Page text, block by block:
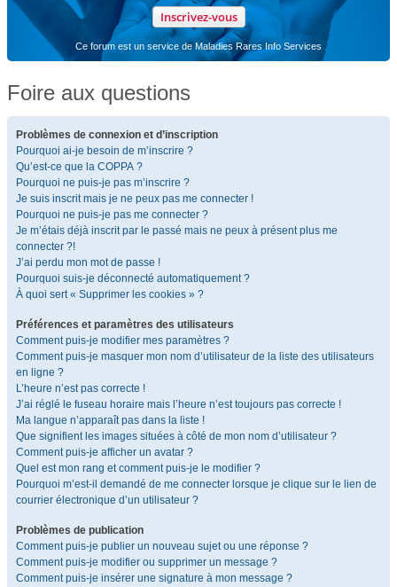
Inscrivez-vous
Ce forum est un service de Maladies Rares Info Services
Foire aux questions
Problèmes de connexion et d’inscription
Pourquoi ai-je besoin de m’inscrire ?
Qu’est-ce que la COPPA ?
Pourquoi ne puis-je pas m’inscrire ?
Je suis inscrit mais je ne peux pas me connecter !
Pourquoi ne puis-je pas me connecter ?
Je m’étais déjà inscrit par le passé mais ne peux à présent plus me
connecter ?!
J’ai perdu mon mot de passe !
Pourquoi suis-je déconnecté automatiquement ?
À quoi sert « Supprimer les cookies » ?
Préférences et paramètres des utilisateurs
Comment puis-je modifier mes paramètres ?
Comment puis-je masquer mon nom d’utilisateur de la liste des utilisateurs
en ligne ?
L’heure n’est pas correcte !
J’ai réglé le fuseau horaire mais l’heure n’est toujours pas correcte !
Ma langue n’apparaît pas dans la liste !
Que signifient les images situées à côté de mon nom d’utilisateur ?
Comment puis-je afficher un avatar ?
Quel est mon rang et comment puis-je le modifier ?
Pourquoi m’est-il demandé de me connecter lorsque je clique sur le lien de
courrier électronique d’un utilisateur ?
Problèmes de publication
Comment puis-je publier un nouveau sujet ou une réponse ?
Comment puis-je modifier ou supprimer un message ?
Comment puis-je insérer une signature à mon message ?